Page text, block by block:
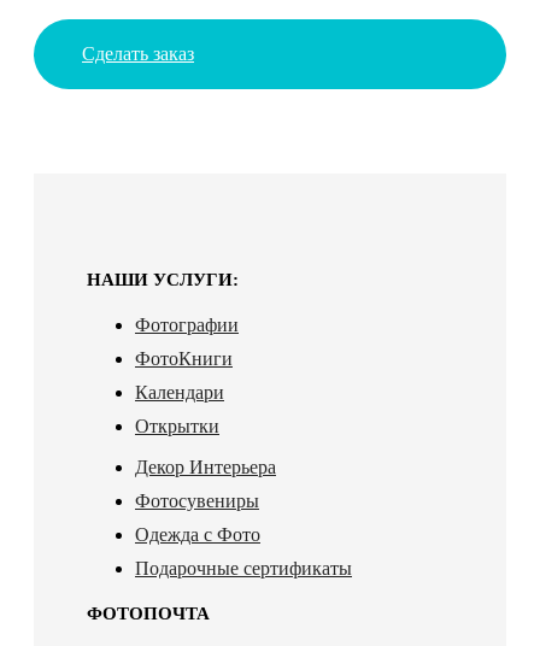
Сделать заказ
НАШИ УСЛУГИ:
Фотографии
ФотоКниги
Календари
Открытки
Декор Интерьера
Фотосувениры
Одежда с Фото
Подарочные сертификаты
ФОТОПОЧТА